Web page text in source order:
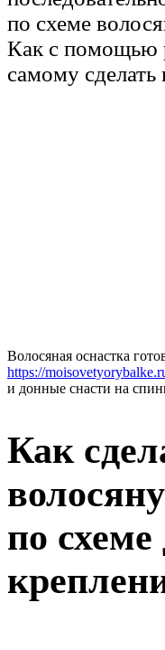
по схеме
Как с помощью
самому
Волосяная оснастка
https://
и донные снасти на
Как
по схеме